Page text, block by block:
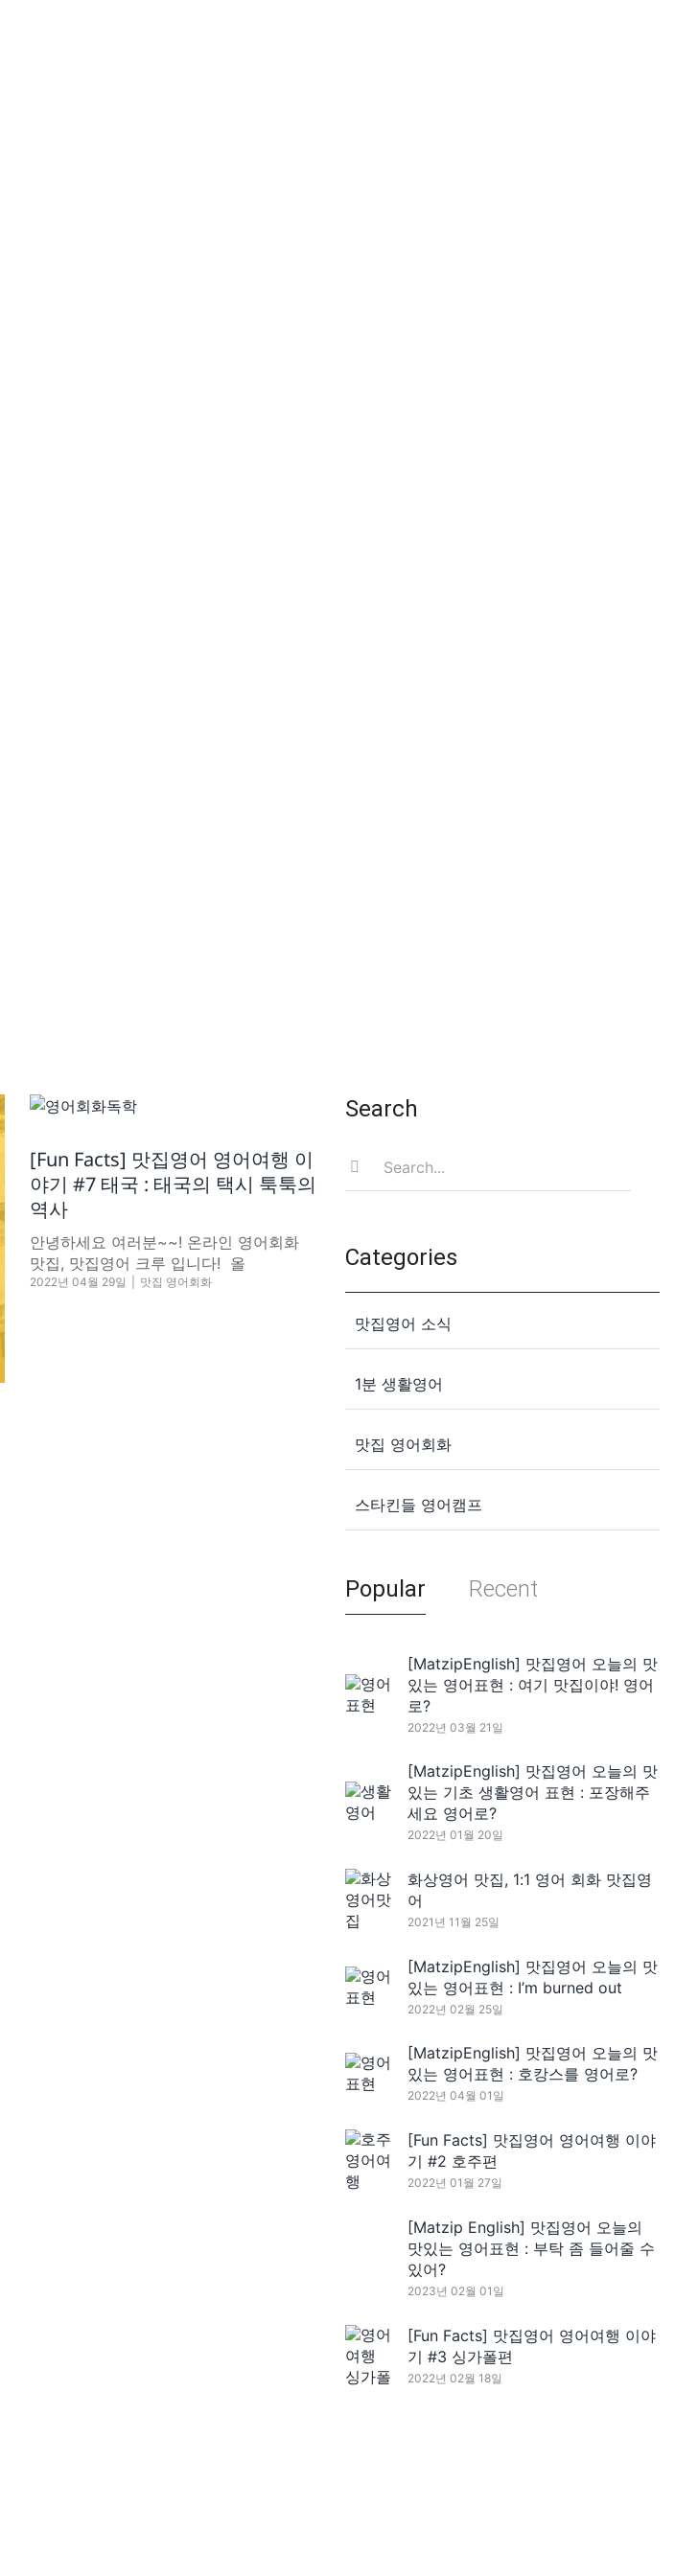
[Fun Facts] 맛집영어 영어여행 이
야기 #7 태국 : 태국의 택시 툭툭의
역사
안녕하세요 여러분~~! 온라인 영어회화
맛집, 맛집영어 크루 입니다! ​ 올
2022년 04월 29일 맛집 영어회화
Search
for:
Categories
맛집영어 소식
1분 생활영어
맛집 영어회화
스타킨들 영어캠프
Popular Recent
[MatzipEnglish] 맛집영어 오늘의 맛
있는 영어표현 : 여기 맛집이야! 영어
로?
2022년 03월 21일
[MatzipEnglish] 맛집영어 오늘의 맛
있는 기초 생활영어 표현 : 포장해주
세요 영어로?
2022년 01월 20일
화상영어 맛집, 1:1 영어 회화 맛집영
어
2021년 11월 25일
[MatzipEnglish] 맛집영어 오늘의 맛
있는 영어표현 : I’m burned out
2022년 02월 25일
[MatzipEnglish] 맛집영어 오늘의 맛
있는 영어표현 : 호캉스를 영어로?
2022년 04월 01일
[Fun Facts] 맛집영어 영어여행 이야
기 #2 호주편
2022년 01월 27일
[Matzip English] 맛집영어 오늘의
맛있는 영어표현 : 부탁 좀 들어줄 수
있어?
2023년 02월 01일
[Fun Facts] 맛집영어 영어여행 이야
기 #3 싱가폴편
2022년 02월 18일